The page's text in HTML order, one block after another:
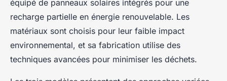
équipé de panneaux solaires intégrés pour une
recharge partielle en énergie renouvelable. Les
matériaux sont choisis pour leur faible impact
environnemental, et sa fabrication utilise des
techniques avancées pour minimiser les déchets.